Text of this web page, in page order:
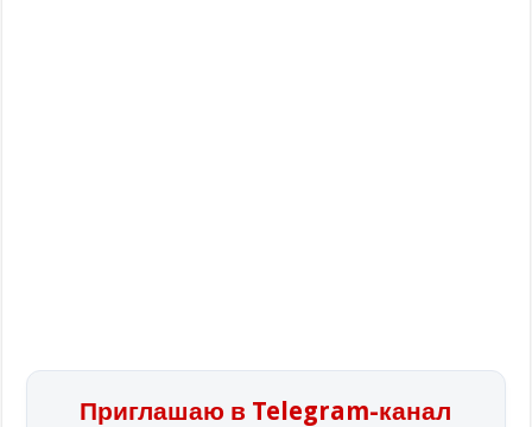
Приглашаю в Telegram-канал